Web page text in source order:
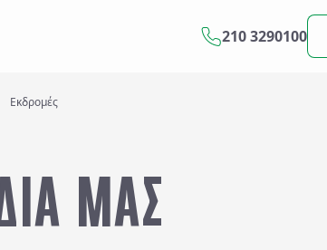
Αναζήτηση
210 3290100
Εκδρομές
ΜΑΣ